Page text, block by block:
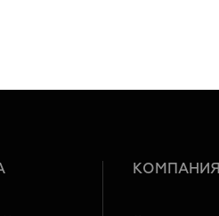
КОМПАНИЯ